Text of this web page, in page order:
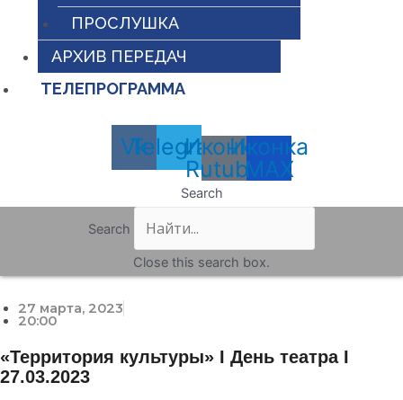
ПРОСЛУШКА
АРХИВ ПЕРЕДАЧ
ТЕЛЕПРОГРАММА
Vk
Telegram
Иконка
Rutube
Иконка
MAX
Search
Search
Close this search box.
27 марта, 2023
20:00
«Территория культуры» I День театра I
27.03.2023